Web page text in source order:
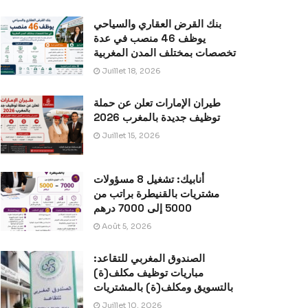
بنك القرض العقاري والسياحي
يوظف 46 منصب في عدة
تخصصات بمختلف المدن المغربية
Juillet 18, 2026
طيران الإمارات تعلن عن حملة
توظيف جديدة بالمغرب 2026
Juillet 15, 2026
أنابيك: تشغيل 8 مسؤولات
مشتريات بالقنيطرة براتب من
5000 إلى 7000 درهم
Août 5, 2026
الصندوق المغربي للتقاعد:
مباريات توظيف مكلف(ة)
بالتسويق ومكلف(ة) بالمشتريات
Juillet 10, 2026